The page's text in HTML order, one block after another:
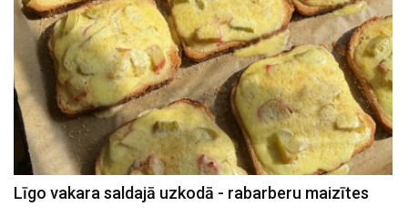
Līgo vakara saldajā uzkodā - rabarberu maizītes